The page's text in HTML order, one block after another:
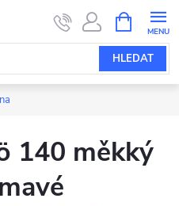
HLEDAT
NÁKUPNÍ
KOŠÍK
140 měkký